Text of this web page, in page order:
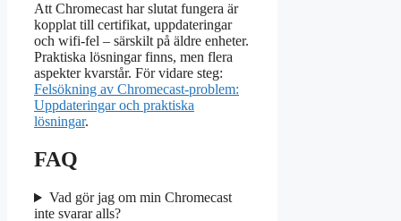
Att Chromecast har slutat fungera är
kopplat till certifikat, uppdateringar
och wifi-fel – särskilt på äldre enheter.
Praktiska lösningar finns, men flera
aspekter kvarstår. För vidare steg:
Felsökning av Chromecast-problem:
Uppdateringar och praktiska
lösningar.
FAQ
Vad gör jag om min Chromecast
inte svarar alls?